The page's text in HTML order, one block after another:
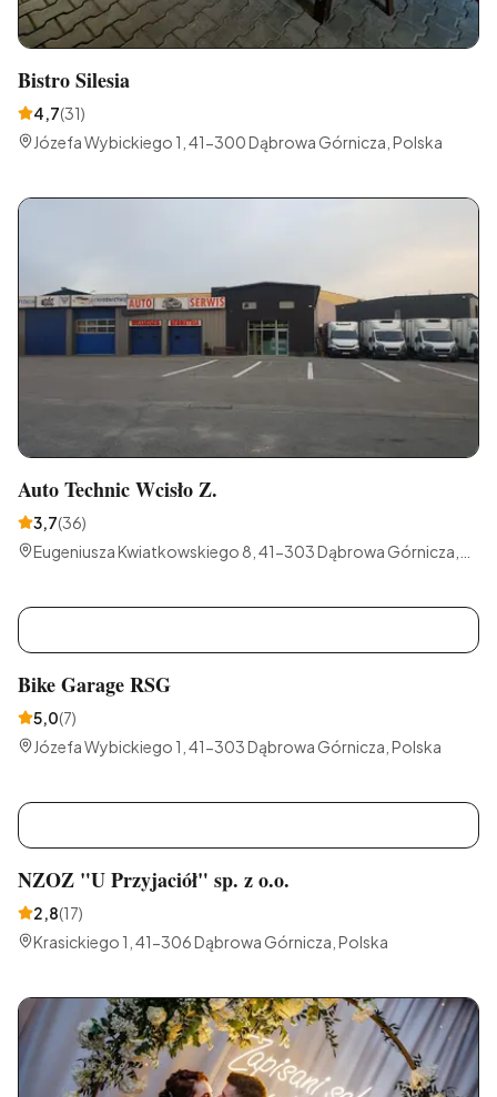
Bistro Silesia
4,7(31)
Józefa Wybickiego 1, 41-300 Dąbrowa Górnicza, Polska
Auto Technic Wcisło Z.
3,7(36)
Eugeniusza Kwiatkowskiego 8, 41-303 Dąbrowa Górnicza,
Bike Garage RSG
5,0(7)
Józefa Wybickiego 1, 41-303 Dąbrowa Górnicza, Polska
NZOZ "U Przyjaciół" sp. z o.o.
2,8(17)
Krasickiego 1, 41-306 Dąbrowa Górnicza, Polska